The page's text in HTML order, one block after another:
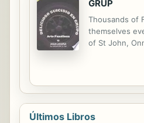
Literatura y
vienen los
la identidad se
a través de
El título alude
van
GRUP
Thousands of
themselves
of St John,
end his life.
an isolated
of another,
wonderful
Últimos Libros